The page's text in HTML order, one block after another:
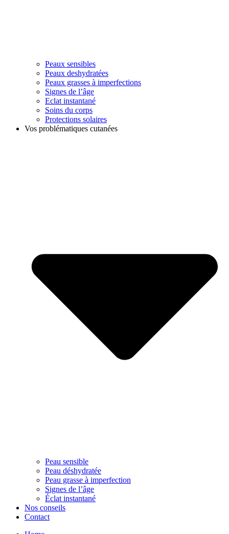
Peaux sensibles
Peaux deshydratées
Peaux grasses à imperfections
Signes de l’âge
Eclat instantané
Soins du corps
Protections solaires
Vos problématiques cutanées
Peau sensible
Peau déshydratée
Peau grasse à imperfection
Signes de l’âge
Éclat instantané
Nos conseils
Contact